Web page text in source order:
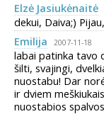
Elzė Jasiukėnaitė
dekui, Daiva;)
Emilija
2007-11-18
labai patinka tavo
šilti, svajingi,
nuostabu! Dar
ir dviem
nuostabios